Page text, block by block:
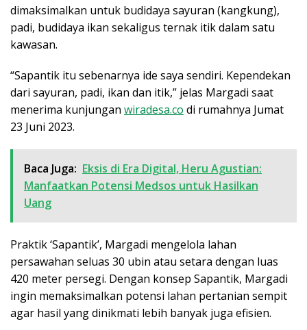
dimaksimalkan untuk budidaya sayuran (kangkung),
padi, budidaya ikan sekaligus ternak itik dalam satu
kawasan.
“Sapantik itu sebenarnya ide saya sendiri. Kependekan
dari sayuran, padi, ikan dan itik,” jelas Margadi saat
menerima kunjungan wiradesa.co di rumahnya Jumat
23 Juni 2023.
Baca Juga: Eksis di Era Digital, Heru Agustian:
Manfaatkan Potensi Medsos untuk Hasilkan
Uang
Praktik ‘Sapantik’, Margadi mengelola lahan
persawahan seluas 30 ubin atau setara dengan luas
420 meter persegi. Dengan konsep Sapantik, Margadi
ingin memaksimalkan potensi lahan pertanian sempit
agar hasil yang dinikmati lebih banyak juga efisien.